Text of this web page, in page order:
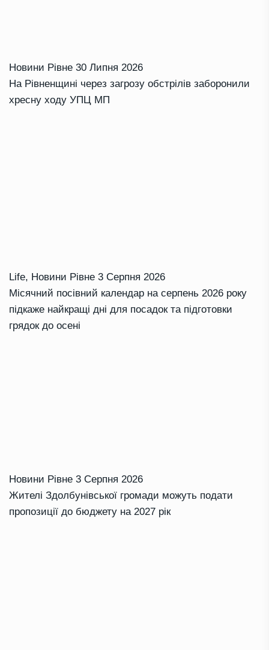
Новини Рівне 30 Липня 2026
На Рівненщині через загрозу обстрілів заборонили
хресну ходу УПЦ МП
Life, Новини Рівне 3 Серпня 2026
Місячний посівний календар на серпень 2026 року
підкаже найкращі дні для посадок та підготовки
грядок до осені
Новини Рівне 3 Серпня 2026
Жителі Здолбунівської громади можуть подати
пропозиції до бюджету на 2027 рік